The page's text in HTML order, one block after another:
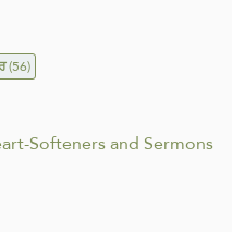
(56)
Softeners and Sermons